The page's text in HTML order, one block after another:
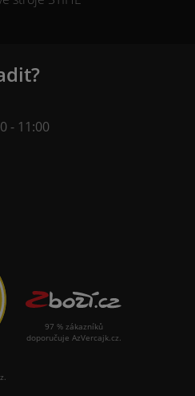
- 11:00
97 % zákazníků
doporučuje AzVercajk.cz.